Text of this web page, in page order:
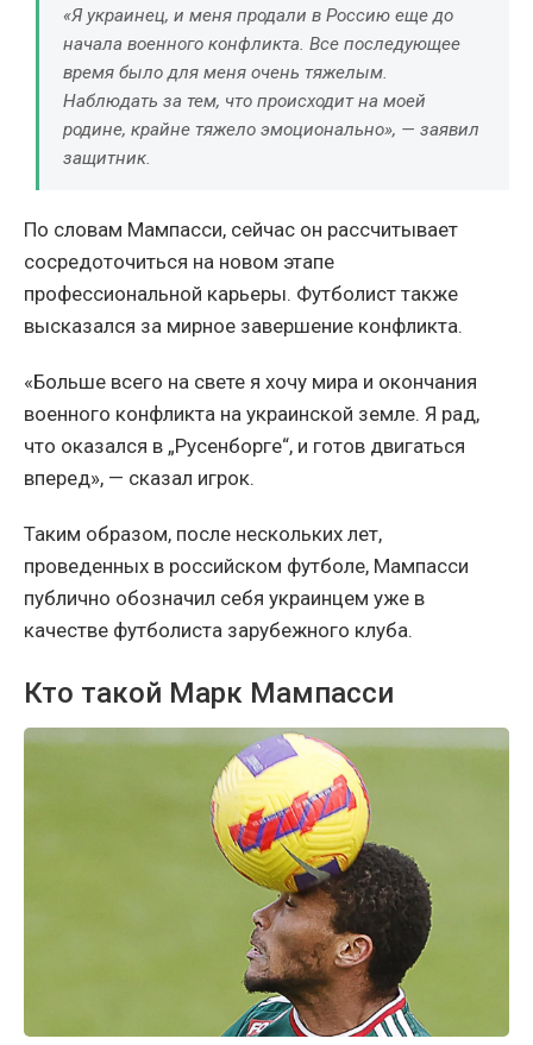
«Я украинец, и меня продали в Россию еще до
начала военного конфликта. Все последующее
время было для меня очень тяжелым.
Наблюдать за тем, что происходит на моей
родине, крайне тяжело эмоционально», — заявил
защитник.
По словам Мампасси, сейчас он рассчитывает
сосредоточиться на новом этапе
профессиональной карьеры. Футболист также
высказался за мирное завершение конфликта.
«Больше всего на свете я хочу мира и окончания
военного конфликта на украинской земле. Я рад,
что оказался в „Русенборге“, и готов двигаться
вперед», — сказал игрок.
Таким образом, после нескольких лет,
проведенных в российском футболе, Мампасси
публично обозначил себя украинцем уже в
качестве футболиста зарубежного клуба.
Кто такой Марк Мампасси